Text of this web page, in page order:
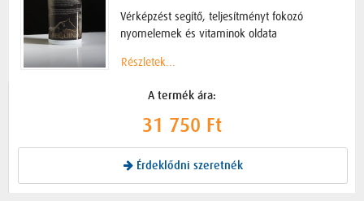
Vérképzést segítő, teljesítményt fokozó
nyomelemek és vitaminok oldata
Részletek...
A termék ára:
31 750 Ft
Érdeklődni szeretnék